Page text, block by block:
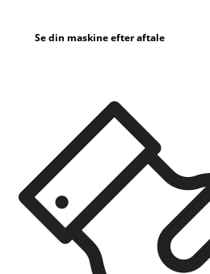
Se din maskine efter aftale